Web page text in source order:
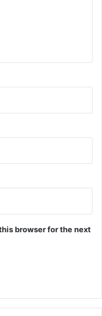
browser for the next